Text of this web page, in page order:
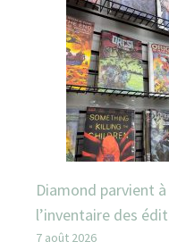
Diamond parvient
l’inventaire des
7 août 2026